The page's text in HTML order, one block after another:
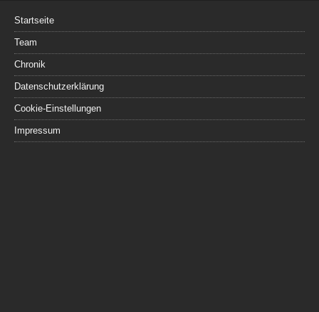
Startseite
Team
Chronik
Datenschutzerklärung
Cookie-Einstellungen
Impressum